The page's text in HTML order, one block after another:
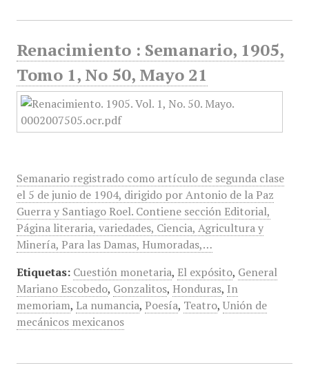
Renacimiento : Semanario, 1905,
Tomo 1, No 50, Mayo 21
Semanario registrado como artículo de segunda clase
el 5 de junio de 1904, dirigido por Antonio de la Paz
Guerra y Santiago Roel. Contiene sección Editorial,
Página literaria, variedades, Ciencia, Agricultura y
Minería, Para las Damas, Humoradas,…
Etiquetas: Cuestión monetaria, El expósito, General
Mariano Escobedo, Gonzalitos, Honduras, In
memoriam, La numancia, Poesía, Teatro, Unión de
mecánicos mexicanos